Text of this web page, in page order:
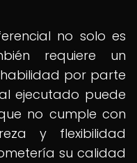
no solo es
requiere un
por parte
ejecutado puede
no cumple con
y flexibilidad
su calidad